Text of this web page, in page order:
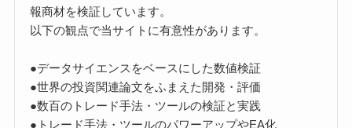
報商材を検証しています。
以下の観点で当サイトに有意性があります。
●データサイエンスをベースにした数値検証
●世界の投資関連論文をふまえた開発・評価
●数百のトレード手法・ツールの検証と実践
●トレード手法・ツールのパワーアップやEA化